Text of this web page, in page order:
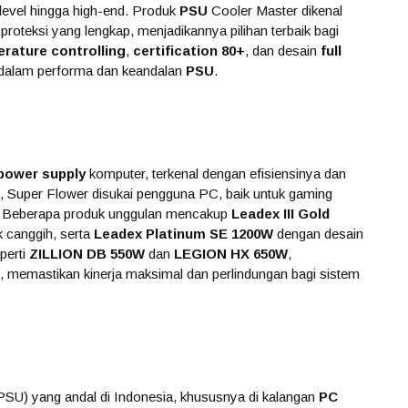
hingga high-end. Produk PSU Cooler Master dikenal
yang lengkap, menjadikannya pilihan terbaik bagi
controlling, certification 80+, dan desain full
performa dan keandalan PSU.
supplykomputer, terkenal dengan efisiensinya dan
Flower disukai pengguna PC, baik untuk gaming
produk unggulan mencakup Leadex III Gold
canggih, serta Leadex Platinum SE 1200W dengan desain
ZILLION DB 550W dan LEGION HX 650W,
kinerja maksimal dan perlindungan bagi sistem
yang andal di Indonesia, khususnya di kalangan PC